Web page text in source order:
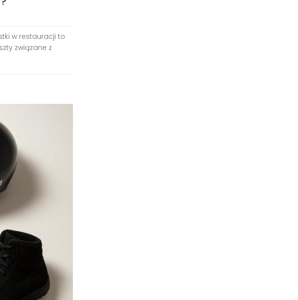
w restauracji to
związane z